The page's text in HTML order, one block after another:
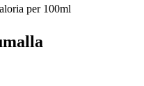
per 100ml